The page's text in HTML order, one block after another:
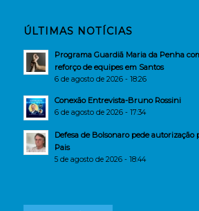
ÚLTIMAS NOTÍCIAS
Programa Guardiã Maria da Penha
reforço de equipes em Santos
6 de agosto de 2026 - 18:26
Conexão Entrevista-Bruno Rossini
6 de agosto de 2026 - 17:34
Defesa de Bolsonaro pede autorização
Pais
5 de agosto de 2026 - 18:44